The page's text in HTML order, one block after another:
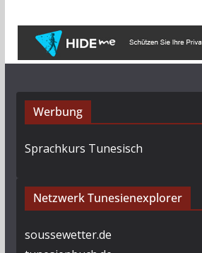
Werbung
Sprachkurs Tunesisch
Netzwerk Tunesienexplorer
soussewetter.de